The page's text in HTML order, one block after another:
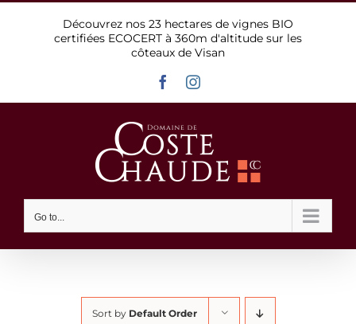
Découvrez nos 23 hectares de vignes BIO
certifiées ECOCERT à 360m d'altitude sur les
côteaux de Visan
FacebookInstagram
Go to...
Sort by Default Order